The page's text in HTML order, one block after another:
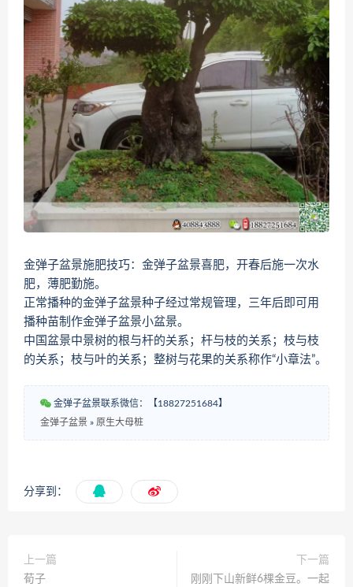
金弹子盆景施肥技巧：金弹子盆景喜肥，开春后施一次水
肥，薄肥勤施。
正常播种的金弹子盆景种子经过常规管理，三年后即可用
播种苗制作金弹子盆景小盆景。
中国盆景中景树的根与杆的关系；杆与枝的关系；枝与枝
的关系；枝与叶的关系；整树与花果的关系称作“小章法”。
金弹子盆景联系微信：【18827251684】
金弹子盆景 » 原生大母桩
分享到：
上一篇
荀子
下一篇
刚刚下山新鲜6棵金豆。一起